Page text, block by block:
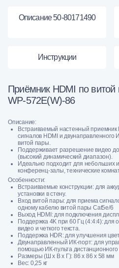
Описание 50-80171490
Инструкции
Приёмник HDMI по
WP-572E(W)-86
Описание:
Встраиваемый настенный
сигналов HDMI и
витой пары.
Поддерживает разрешение видео
(высокий динамический диапазон).
Идеально подходит для небольших
конференц-залы, технические
Особенности:
Встраиваемые конструкции: для
установки в стену.
Вход витой пары: для приема
одному кабелю витой пары Cat5e/6
Выход HDMI: для подключения
Поддержка 4K при 60 Гц (4:4:4): для
видео и четкого текста.
Поддержка HDR: для улучшения
Двунаправленный ИК-порт: для
помощью ИК-пульта дистанционного
Размеры (Ш х В х Г): 86 х 86 х 58 мм
Вес: 0,25 кг